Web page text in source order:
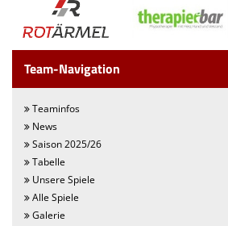
Team-Navigation
Teaminfos
News
Saison 2025/26
Tabelle
Unsere Spiele
Alle Spiele
Galerie